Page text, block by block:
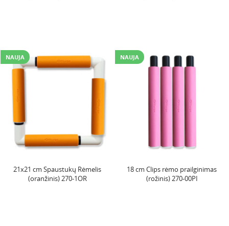
NAUJA
21x21 cm Spaustukų Rėmelis
(oranžinis) 270-1OR
NAUJA
18 cm Clips rėmo prailginimas
(rožinis) 270-00PI